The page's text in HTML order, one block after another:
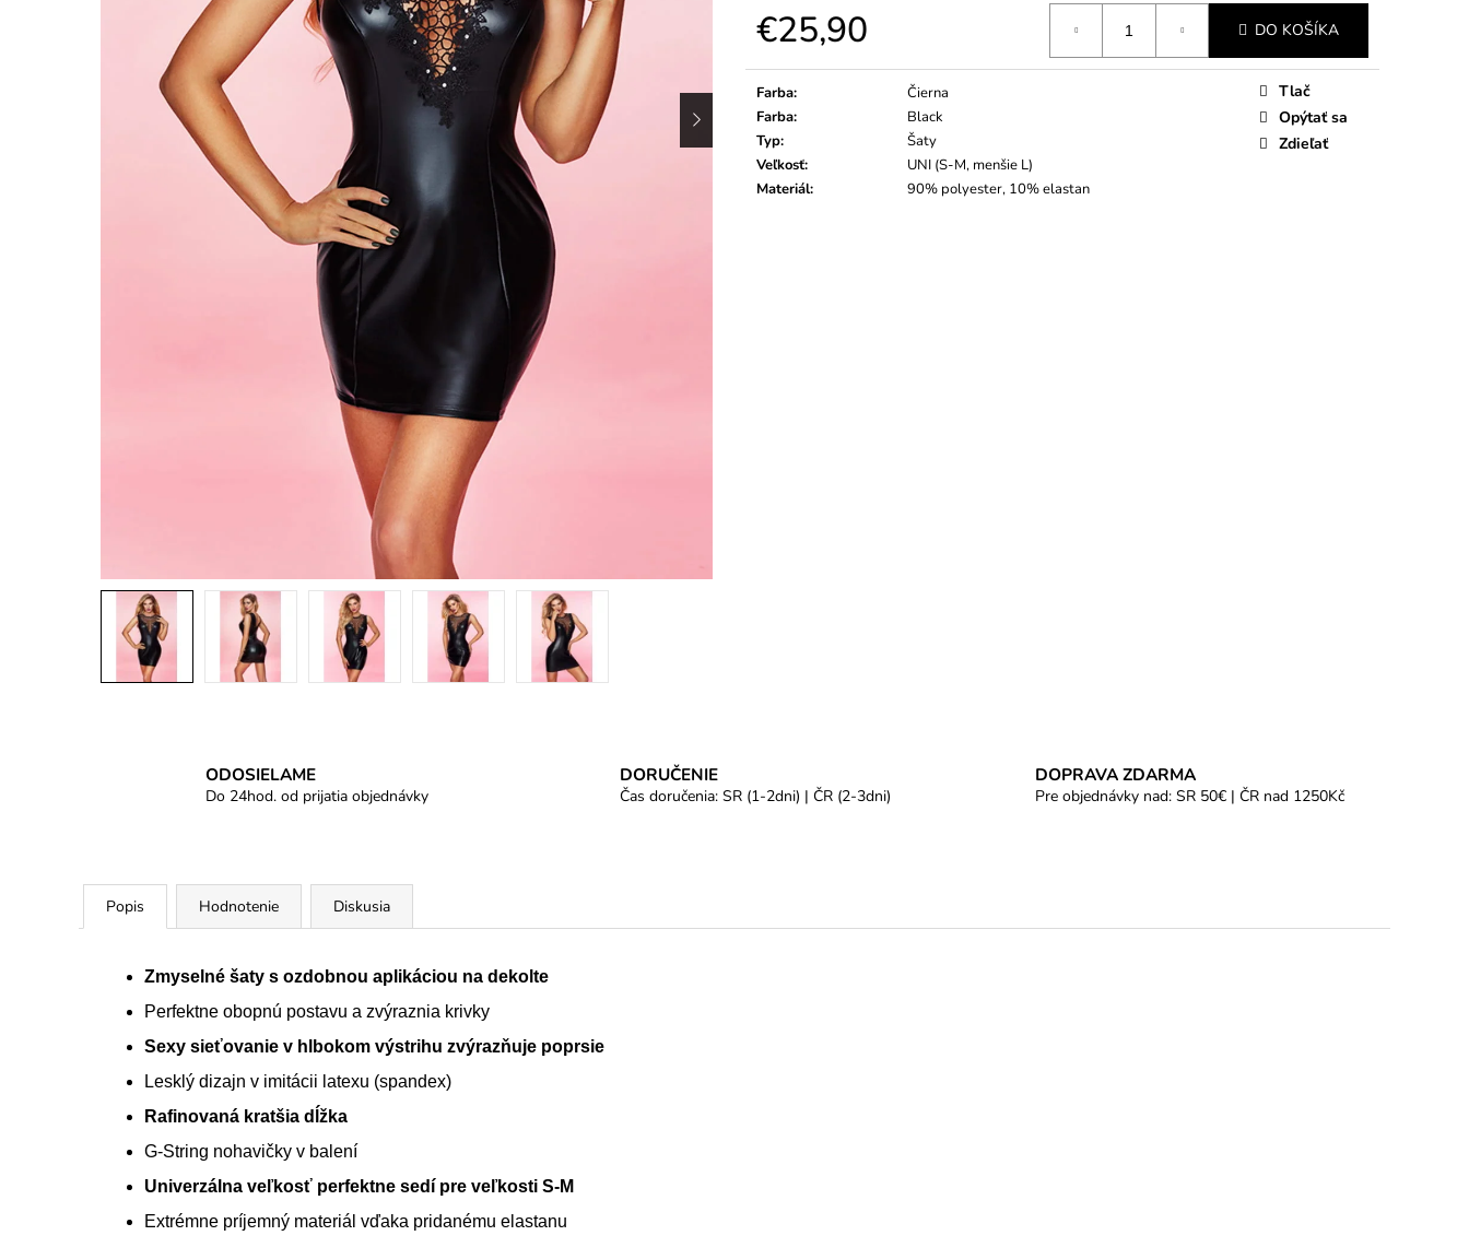
€25,90 DO KOŠÍKA
Farba:
Čierna
Farba:
Black
Typ:
Šaty
Veľkosť:
UNI (S-M, menšie L)
Materiál: 90% polyester, 10% elastan
Tlač
Opýtať sa
Zdieľať
ODOSIELAME
Do 24hod. od prijatia objednávky
DORUČENIE
Čas doručenia: SR (1-2dni) | ČR (2-3dni)
DOPRAVA ZDARMA
Pre objednávky nad: SR 50€ | ČR nad 1250Kč
Popis Hodnotenie Diskusia
Zmyselné šaty s ozdobnou aplikáciou na dekolte
Perfektne obopnú postavu a zvýraznia krivky
Sexy sieťovanie v hlbokom výstrihu zvýrazňuje poprsie
Lesklý dizajn v imitácii latexu (spandex)
Rafinovaná kratšia dĺžka
G-String nohavičky v balení
Univerzálna veľkosť perfektne sedí pre veľkosti S-M
Extrémne príjemný materiál vďaka pridanému elastanu